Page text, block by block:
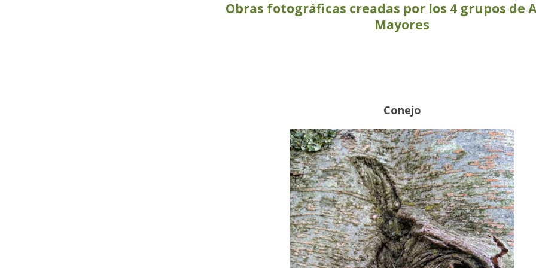
Obras fotográficas creadas por los 4 grupos de
Mayores
Conejo